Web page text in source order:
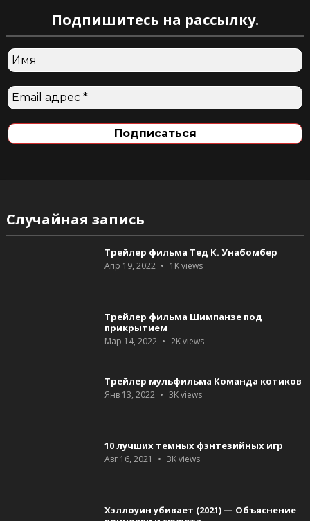
Подпишитесь на рассылку.
Случайная запись
Трейлер фильма Тед К. Унабомбер
Апр 19, 2022 1Kviews
Трейлер фильма Шимпанзе под
прикрытием
Мар 14, 2022 2Kviews
Трейлер мульфильма Команда котиков
Янв 13, 2022 3Kviews
10 лучших темных фэнтезийных игр
Авг 16, 2021 3Kviews
Хэллоуин убивает (2021) — Объяснение